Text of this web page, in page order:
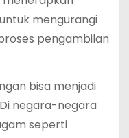
mengurangi
pengambilan
bisa menjadi
negara-negara
seperti